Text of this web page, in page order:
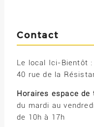
Contact
Le local Ici-Bientôt :
40 rue de la
Horaires espace de
du mardi au
de 10h à 17h